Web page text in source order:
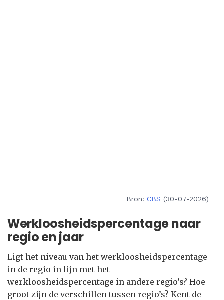
Bron: CBS (30-07-2026)
Werkloosheidspercentage naar
regio en jaar
Ligt het niveau van het werkloosheidspercentage
in de regio in lijn met het
werkloosheidspercentage in andere regio’s? Hoe
groot zijn de verschillen tussen regio’s? Kent de